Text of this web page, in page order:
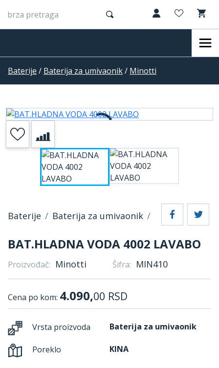
Baterije / Baterija za umivaonik/ Minotti
Baterije Baterija za umivaonik
BAT.HLADNA VODA 4002 LAVABO
Proizvođač: Minotti Šifra: MIN410
Cena po kom: 4.090,00 RSD
Vrsta proizvoda Baterija za umivaonik
Poreklo KINA